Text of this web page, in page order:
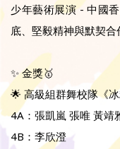
少年藝術展演 - 中國
底、堅毅精神與默契
✨ 金獎🥇
🌟 高級組群舞校隊《
4A：張凱嵐 張唯 黃靖
4B：李欣澄